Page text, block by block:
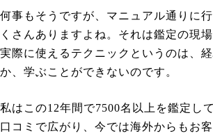
何事もそうですが、マニュアル通りに
くさんありますよね。それは鑑定の現
実際に使えるテクニックというのは、
か、学ぶことができないのです。
私はこの12年間で7500名以上を鑑定し
口コミで広がり、今では海外からもお